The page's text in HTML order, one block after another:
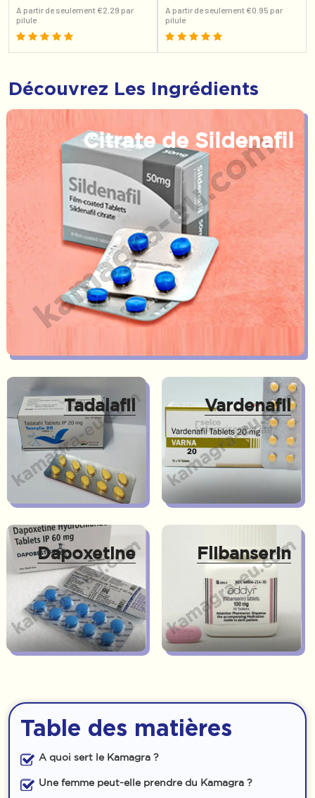
A partir de seulement €2.29 par
pilule
A partir de seulement €0.95 par
pilule
Découvrez Les Ingrédients
Citrate de Sildenafil
Tadalafil Vardenafil
Dapoxetine Flibanserin
Table des matières
A quoi sert le Kamagra ?
Une femme peut-elle prendre du Kamagra ?